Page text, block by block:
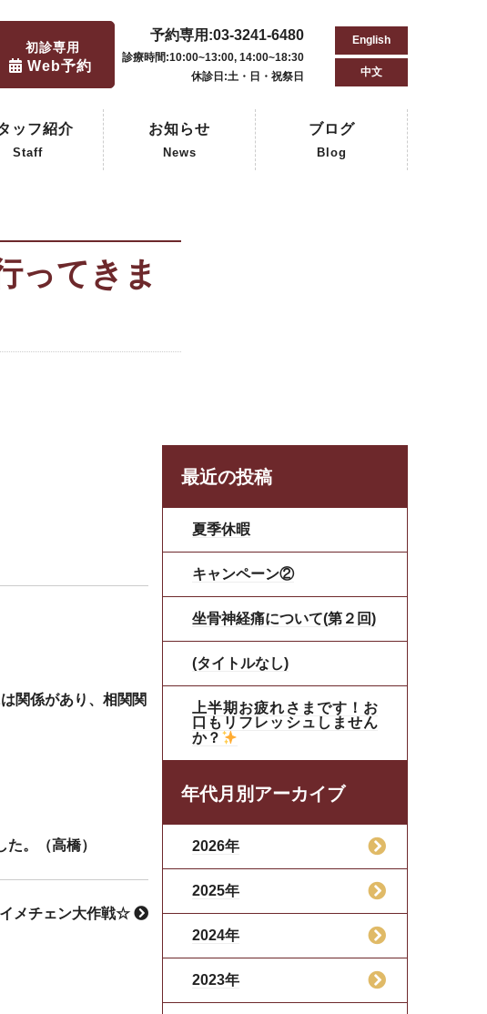
初診専用
Web予約
予約専用:03-3241-6480
診療時間:10:00~13:00, 14:00~18:30
休診日:土・日・祝祭日
English
中文
ッフ紹介
Staff
お知らせ
News
ブログ
Blog
ってきま
関係があり、相関関
。（高橋）
メチェン大作戦☆
最近の投稿
夏季休暇
キャンペーン②
坐骨神経痛について(第２回)
(タイトルなし)
上半期お疲れさまです！お
口もリフレッシュしません
か？
年代月別アーカイブ
2026年
2025年
2024年
2023年